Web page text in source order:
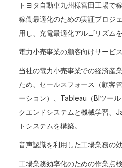
トヨタ自動車九州様宮田工場で
稼働最適化のための実証プロジ
用し、充電最適化アルゴリズムを
電力小売事業の顧客向けサービ
当社の電力小売事業での経済産
ため、セールスフォース（顧客
ーション）、Tableau（BIツー
クエンドシステムと機械学習、
トシステムを構築。
音声認識を利用した工場業務の
工場業務効率化のための作業点